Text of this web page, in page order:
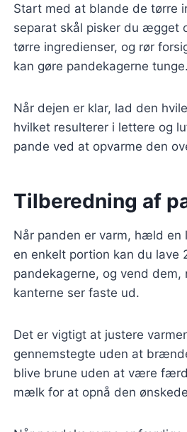
Start med at blande de tørre
separat skål pisker du ægget
tørre ingredienser, og rør
kan gøre pandekagerne tunge.
Når dejen er klar, lad den
hvilket resulterer i lettere og
pande ved at opvarme den
Tilberedning af
Når panden er varm, hæld en
en enkelt portion kan du lave
pandekagerne, og vend
kanterne ser faste ud.
Det er vigtigt at justere
gennemstegte uden at
blive brune uden at være
mælk for at opnå den